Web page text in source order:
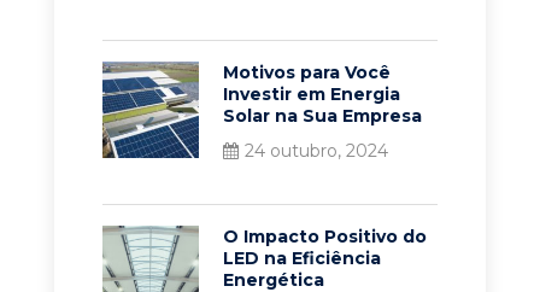
Motivos para Você
Investir em Energia
Solar na Sua Empresa
24 outubro, 2024
O Impacto Positivo do
LED na Eficiência
Energética